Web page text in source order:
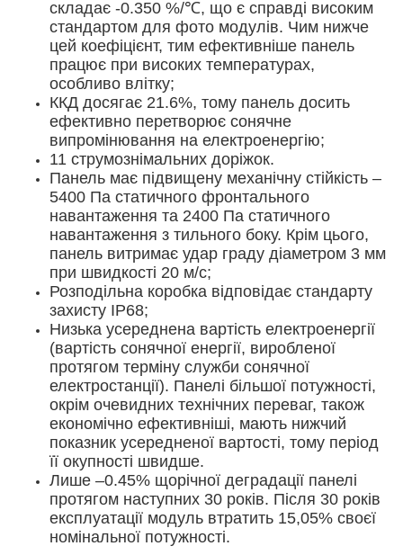
складає -0.350 %/℃, що є справді високим
стандартом для фото модулів. Чим нижче
цей коефіцієнт, тим ефективніше панель
працює при високих температурах,
особливо влітку;
ККД досягає 21.6%, тому панель досить
ефективно перетворює сонячне
випромінювання на електроенергію;
11 струмознімальних доріжок.
Панель має підвищену механічну стійкість –
5400 Па статичного фронтального
навантаження та 2400 Па статичного
навантаження з тильного боку. Крім цього,
панель витримає удар граду діаметром 3 мм
при швидкості 20 м/с;
Розподільна коробка відповідає стандарту
захисту IP68;
Низька усереднена вартість електроенергії
(вартість сонячної енергії, виробленої
протягом терміну служби сонячної
електростанції). Панелі більшої потужності,
окрім очевидних технічних переваг, також
економічно ефективніші, мають нижчий
показник усередненої вартості, тому період
її окупності швидше.
Лише –0.45% щорічної деградації панелі
протягом наступних 30 років. Після 30 років
експлуатації модуль втратить 15,05% своєї
номінальної потужності.